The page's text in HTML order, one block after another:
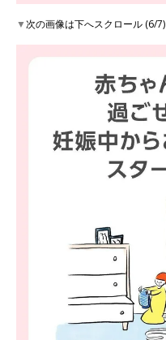
▼次の画像は下へスクロール (6/7)